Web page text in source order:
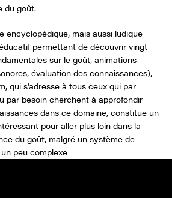
du goût.
encyclopédique, mais aussi ludique
permettant de découvrir vingt
sur le goût, animations
évaluation des connaissances),
qui s’adresse à tous ceux qui par
par besoin cherchent à approfondir
dans ce domaine, constitue un
pour aller plus loin dans la
du goût, malgré un système de
un peu complexe